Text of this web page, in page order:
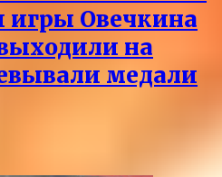
Овечкина
на
медали